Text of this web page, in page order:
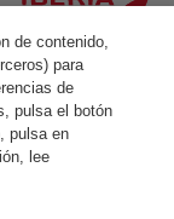
de contenido,
para
de
pulsa el botón
pulsa en
lee